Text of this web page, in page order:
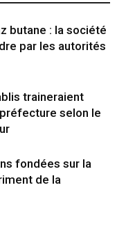
butane : la société
par les autorités
traineraient
selon le
fondées sur la
de la